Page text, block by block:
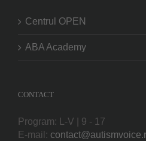
Centrul OPEN
ABA Academy
CONTACT
Program: L-V | 9 - 17
E-mail: